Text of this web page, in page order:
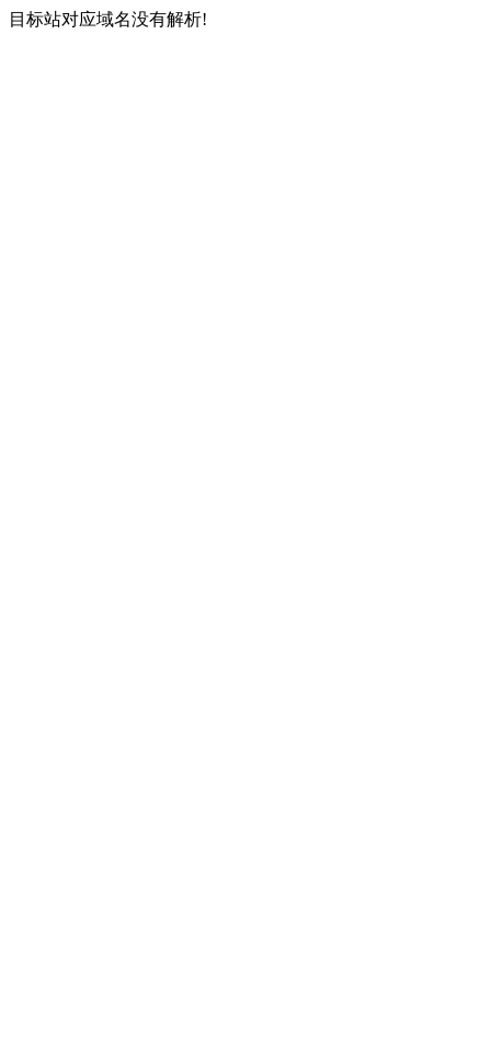
目标站对应域名没有解析!